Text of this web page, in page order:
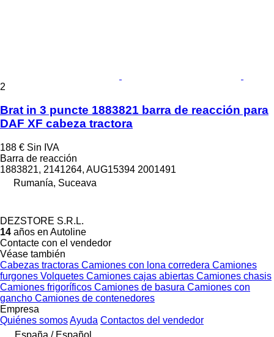
2
Brat in 3 puncte 1883821 barra de reacción para
DAF XF cabeza tractora
188 € Sin IVA
Barra de reacción
1883821, 2141264, AUG15394 2001491
Rumanía, Suceava
DEZSTORE S.R.L.
14 años en Autoline
Contacte con el vendedor
Véase también
Cabezas tractoras Camiones con lona corredera Camiones
furgones Volquetes Camiones cajas abiertas Camiones chasis
Camiones frigoríficos Camiones de basura Camiones con
gancho Camiones de contenedores
Empresa
Quiénes somosAyuda Contactos del vendedor
España / Español